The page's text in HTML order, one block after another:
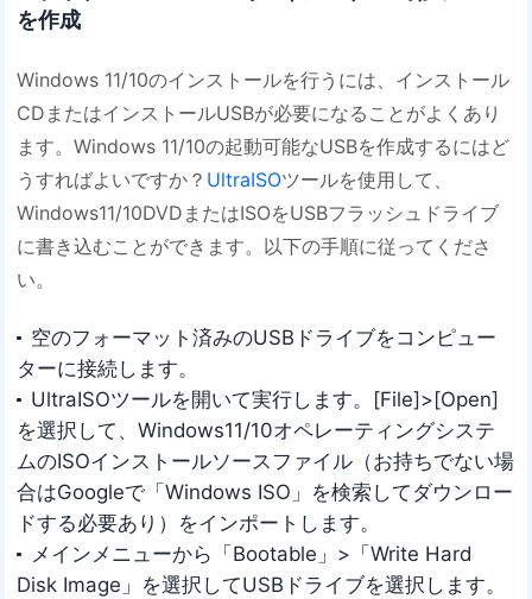
を作成
Windows 11/10のインストールを行うには、インストール
CDまたはインストールUSBが必要になることがよくあり
ます。Windows 11/10の起動可能なUSBを作成するにはど
うすればよいですか？ UltraISOツールを使用して、
Windows11/10DVDまたはISOをUSBフラッシュドライブ
に書き込むことができます。以下の手順に従ってくださ
い。
空のフォーマット済みのUSBドライブをコンピュー
ターに接続します。
UltraISOツールを開いて実行します。[File]>[Open]
を選択して、Windows11/10オペレーティングシステ
ムのISOインストールソースファイル（お持ちでない場
合はGoogleで「Windows ISO」を検索してダウンロー
ドする必要あり）をインポートします。
メインメニューから「Bootable」>「Write Hard
Disk Image」を選択してUSB​​ドライブを選択します。